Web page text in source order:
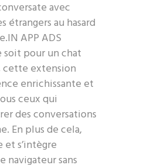
avec
étrangers au hasard
APP ADS
soit pour un chat
extension
enrichissante et
ceux qui
des conversations
En plus de cela,
s’intègre
navigateur sans